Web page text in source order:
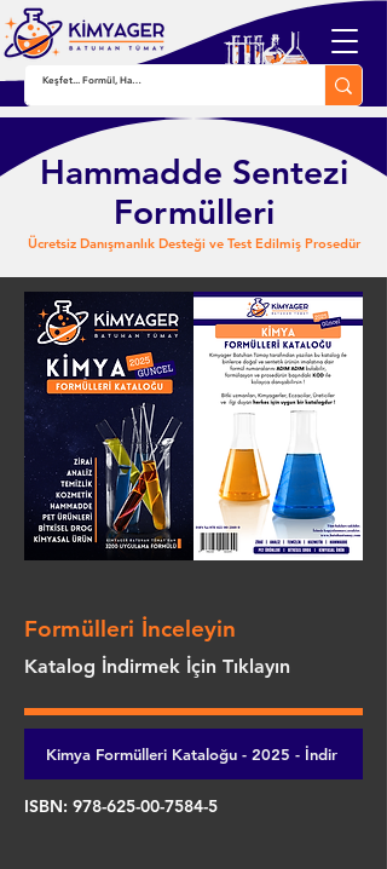
Hammadde Sentezi
Formülleri
Ücretsiz Danışmanlık Desteği ve Test Edilmiş Prosedür
Formülleri İnceleyin
Katalog İndirmek İçin Tıklayın
Kimya Formülleri Kataloğu - 2025 - İndir
ISBN: 978-625-00-7584-5